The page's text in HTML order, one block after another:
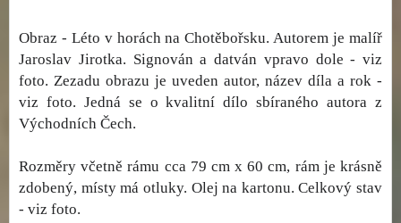
Obraz - Léto v horách na Chotěbořsku. Autorem je malíř
Jaroslav Jirotka. Signován a datván vpravo dole - viz
foto. Zezadu obrazu je uveden autor, název díla a rok -
viz foto. Jedná se o kvalitní dílo sbíraného autora z
Východních Čech.
Rozměry včetně rámu cca 79 cm x 60 cm, rám je krásně
zdobený, místy má otluky. Olej na kartonu. Celkový stav
- viz foto.